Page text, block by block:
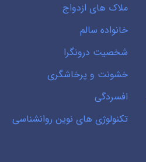
ملاک های ازدواج
خانواده سالم
شخصیت درونگرا
خشونت و پرخاشگری
افسردگی
تکنولوژی های نوین روانشناسی